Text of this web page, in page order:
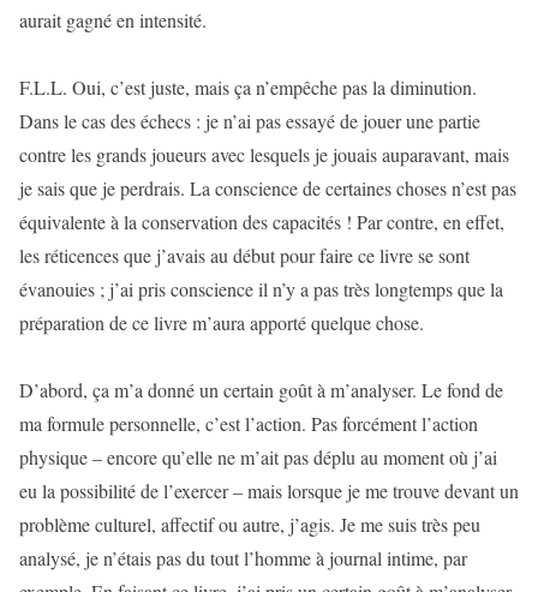
aurait gagné en intensité.
F.L.L. Oui, c’est juste, mais ça n’empêche pas la diminution.
Dans le cas des échecs : je n’ai pas essayé de jouer une partie
contre les grands joueurs avec lesquels je jouais auparavant, mais
je sais que je perdrais. La conscience de certaines choses n’est pas
équivalente à la conservation des capacités ! Par contre, en effet,
les réticences que j’avais au début pour faire ce livre se sont
évanouies ; j’ai pris conscience il n’y a pas très longtemps que la
préparation de ce livre m’aura apporté quelque chose.
D’abord, ça m’a donné un certain goût à m’analyser. Le fond de
ma formule personnelle, c’est l’action. Pas forcément l’action
physique – encore qu’elle ne m’ait pas déplu au moment où j’ai
eu la possibilité de l’exercer – mais lorsque je me trouve devant un
problème culturel, affectif ou autre, j’agis. Je me suis très peu
analysé, je n’étais pas du tout l’homme à journal intime, par